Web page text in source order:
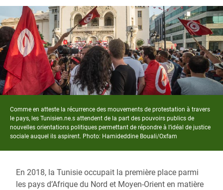
Comme en atteste la récurrence des mouvements de protestation à travers
le pays, les Tunisien.ne.s attendent de la part des pouvoirs publics de
nouvelles orientations politiques permettant de répondre à l’idéal de justice
sociale auquel ils aspirent. Photo: Hamideddine Bouali/Oxfam
En 2018, la Tunisie occupait la première place parmi
les pays d’Afrique du Nord et Moyen-Orient en matière